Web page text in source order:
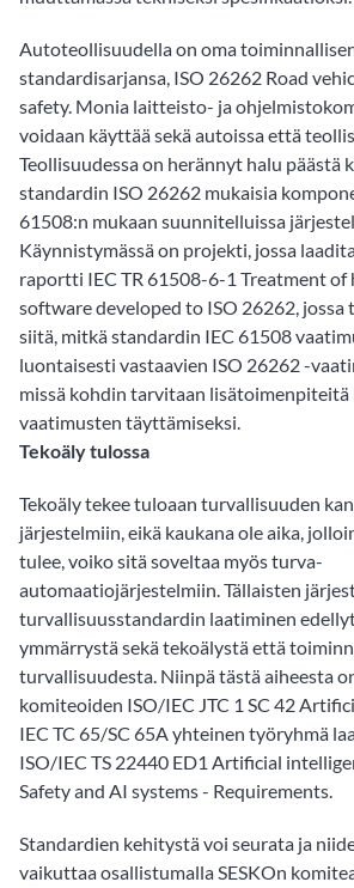
Autoteollisuudella on oma
standardisarjansa, ISO 26262 Road
safety. Monia laitteisto- ja
voidaan käyttää sekä autoissa että
Teollisuudessa on herännyt halu päästä
standardin ISO 26262 mukaisia
61508:n mukaan suunnitelluissa
Käynnistymässä on projekti, jossa
raportti IEC TR 61508-6-1 Treatment of
software developed to ISO 26262,
siitä, mitkä standardin IEC 61508
luontaisesti vastaavien ISO 26262 -
missä kohdin tarvitaan lisätoimenpiteitä
vaatimusten täyttämiseksi.
Tekoäly tulossa
Tekoäly tekee tuloaan turvallisuuden
järjestelmiin, eikä kaukana ole aika,
tulee, voiko sitä soveltaa myös turva-
automaatiojärjestelmiin. Tällaisten
turvallisuusstandardin laatiminen
ymmärrystä sekä tekoälystä että
turvallisuudesta. Niinpä tästä aiheesta
komiteoiden ISO/IEC JTC 1 SC 42
IEC TC 65/SC 65A yhteinen työryhmä
ISO/IEC TS 22440 ED1 Artificial
Safety and AI systems - Requirements.
Standardien kehitystä voi seurata ja
vaikuttaa osallistumalla SESKOn